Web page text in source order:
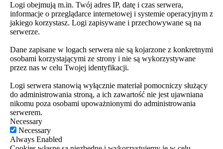
Logi obejmują m.in. Twój adres IP, datę i czas serwera,
informacje o przeglądarce internetowej i systemie operacyjnym z
jakiego korzystasz. Logi zapisywane i przechowywane są na
serwerze.
Dane zapisane w logach serwera nie są kojarzone z konkretnymi
osobami korzystającymi ze strony i nie są wykorzystywane
przez nas w celu Twojej identyfikacji.
Logi serwera stanowią wyłącznie materiał pomocniczy służący
do administrowania stroną, a ich zawartość nie jest ujawniana
nikomu poza osobami upoważnionymi do administrowania
serwerem.
Necessary
Necessary
Always Enabled